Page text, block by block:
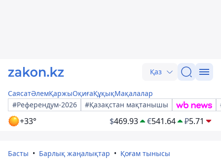
Қаз
СаясатӘлемҚаржыОқиғаҚұқықМақалалар
#Референдум-2026
#Қазақстан мақтанышы
+33° $469.93 €541.64 ₽5.71
Басты Барлық жаңалықтар Қоғам тынысы